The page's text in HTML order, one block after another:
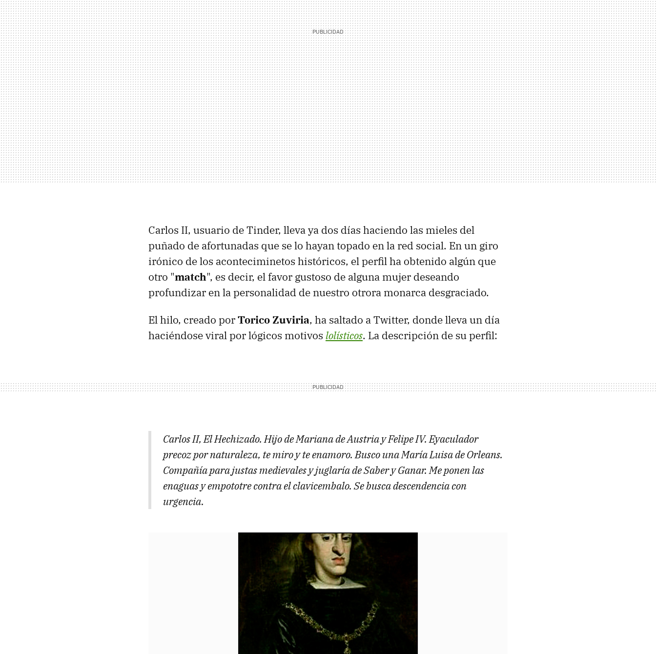
Carlos II, usuario de Tinder, lleva ya dos días haciendo las mieles del
puñado de afortunadas que se lo hayan topado en la red social. En un giro
irónico de los aconteciminetos históricos, el perfil ha obtenido algún que
otro "match", es decir, el favor gustoso de alguna mujer deseando
profundizar en la personalidad de nuestro otrora monarca desgraciado.
El hilo, creado porTorico Zuviria, ha saltado a Twitter, donde lleva un día
haciéndose viral por lógicos motivos lolísticos. La descripción de su perfil:
Carlos II, El Hechizado. Hijo de Mariana de Austria y Felipe IV. Eyaculador
precoz por naturaleza, te miro y te enamoro. Busco una María Luisa de Orleans.
Compañía para justas medievales y juglaría de Saber y Ganar. Me ponen las
enaguas y empototre contra el clavicembalo. Se busca descendencia con
urgencia.